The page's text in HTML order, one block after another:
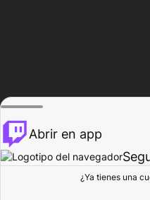
Explorar
Abrir en app
¿Ya tienes una